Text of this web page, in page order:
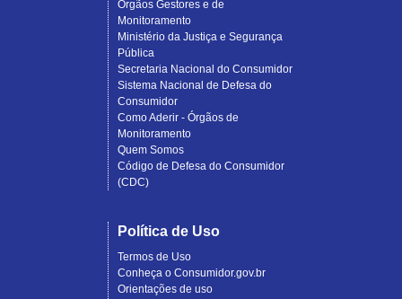
Órgãos Gestores e de
Monitoramento
Ministério da Justiça e Segurança
Pública
Secretaria Nacional do Consumidor
Sistema Nacional de Defesa do
Consumidor
Como Aderir - Órgãos de
Monitoramento
Quem Somos
Código de Defesa do Consumidor
(CDC)
Política de Uso
Termos de Uso
Conheça o Consumidor.gov.br
Orientações de uso